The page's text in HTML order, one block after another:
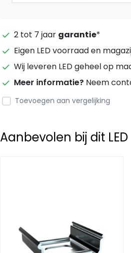
2 tot 7 jaar garantie*
Eigen LED voorraad en
Wij leveren LED geheel op
Meer informatie? Neem
Toevoegen aan vergelijking
Aanbevolen bij dit